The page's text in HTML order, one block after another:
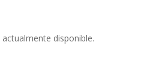
disponible.